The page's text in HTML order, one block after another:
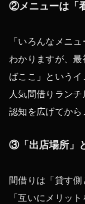
②メニューは「
「いろんなメニ
わかりますが、最
ばここ」という
人気間借りラン
認知を広げてから
③「出店場所」
間借りは「貸す側
「互いにメリッ